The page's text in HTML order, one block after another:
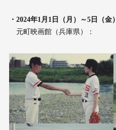
・2024年1月1日（月）～5日（金）
元町映画館（兵庫県）：